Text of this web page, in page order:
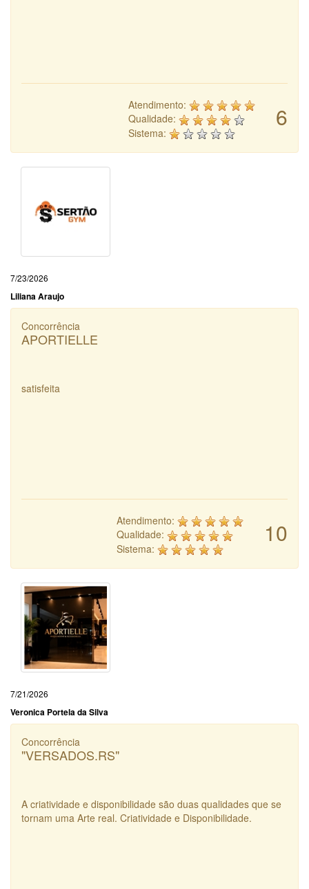
6
Atendimento:
Qualidade:
Sistema:
7/23/2026
Liliana Araujo
Concorrência
APORTIELLE
satisfeita
10
Atendimento:
Qualidade:
Sistema:
7/21/2026
Veronica Portela da Silva
Concorrência
"VERSADOS.RS"
A criatividade e disponibilidade são duas qualidades que se
tornam uma Arte real. Criatividade e Disponibilidade.